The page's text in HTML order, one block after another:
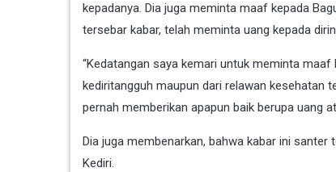
kepadanya. Dia juga meminta maaf kepada
tersebar kabar, telah meminta uang kepada
“Kedatangan saya kemari untuk meminta
kediritangguh maupun dari relawan kesehatan
pernah memberikan apapun baik berupa uang
Dia juga membenarkan, bahwa kabar ini
Kediri.